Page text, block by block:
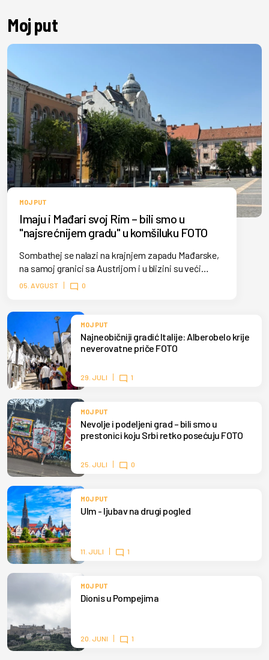
Moj put
MOJ PUT
Imaju i Mađari svoj Rim – bili smo u
"najsrećnijem gradu" u komšiluku FOTO
Sombathej se nalazi na krajnjem zapadu Mađarske,
na samoj granici sa Austrijom i u blizini su veći
gradovi poput Beča, Graca, Bratislave.
05. AVGUST 0
MOJ PUT
Najneobičniji gradić Italije: Alberobelo krije
neverovatne priče FOTO
29. JULI 1
MOJ PUT
Nevolje i podeljeni grad – bili smo u
prestonici koju Srbi retko posećuju FOTO
25. JULI 0
MOJ PUT
Ulm - ljubav na drugi pogled
11. JULI 1
MOJ PUT
Dionis u Pompejima
20. JUNI 1